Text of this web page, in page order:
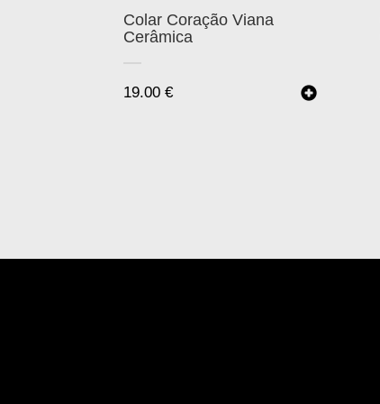
Colar Coração Viana
Cerâmica
19.00 €